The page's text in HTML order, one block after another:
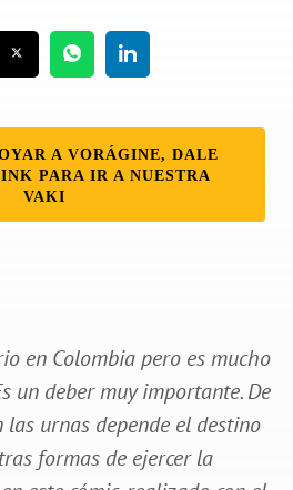
A VORÁGINE, DALE
PARA IR A NUESTRA
VAKI
en Colombia pero es mucho
un deber muy importante. De
las urnas depende el destino
formas de ejercer la